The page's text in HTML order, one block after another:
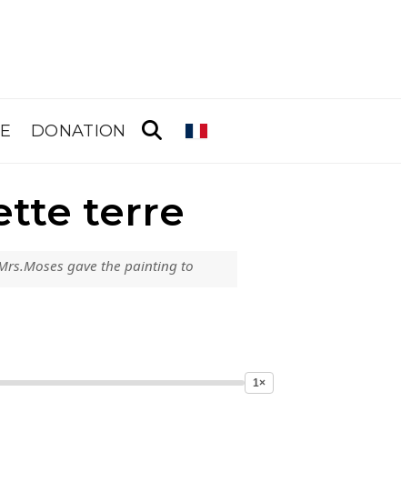
DONATION
terre
gave the painting to
1×